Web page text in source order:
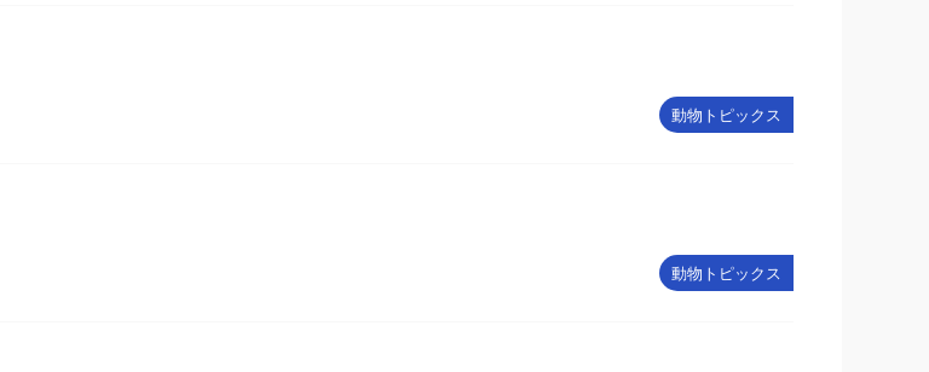
動物トピックス
動物トピックス